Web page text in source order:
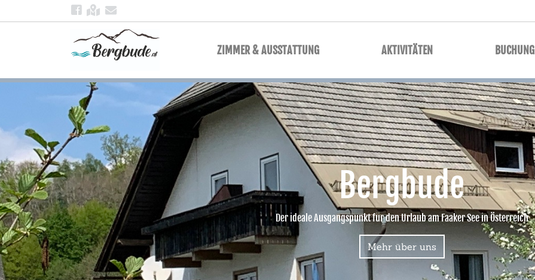
ZIMMER & AUSSTATTUNG AKTIVITÄTEN BUCHUNG
Bergbude
Der ideale Ausgangspunkt für den Urlaub am Faaker See in Österreich
Mehr über uns